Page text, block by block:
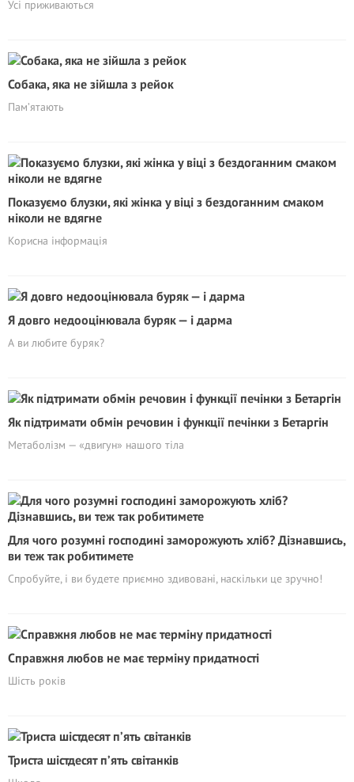
Усі приживаються
Собака, яка не зійшла з рейок
Пам’ятають
Показуємо блузки, які жінка у віці з бездоганним смаком
ніколи не вдягне
Корисна інформація
Я довго недооцінювала буряк — і дарма
А ви любите буряк?
Як підтримати обмін речовин і функції печінки з Бетаргін
Метаболізм — «двигун» нашого тіла
Для чого розумні господині заморожують хліб? Дізнавшись,
ви теж так робитимете
Спробуйте, і ви будете приємно здивовані, наскільки це зручно!
Справжня любов не має терміну придатності
Шість років
Триста шістдесят п’ять світанків